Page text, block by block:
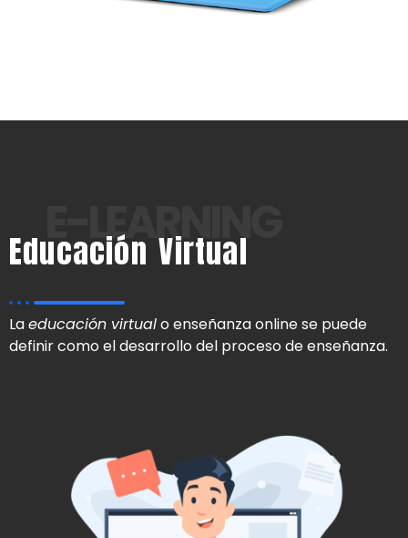
E-LEARNING
Educación Virtual
Laeducación virtualo enseñanza online se puede
definir como el desarrollo del proceso de enseñanza.